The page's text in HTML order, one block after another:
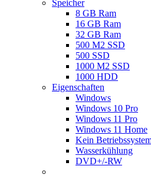
Speicher
8 GB Ram
16 GB Ram
32 GB Ram
500 M2 SSD
500 SSD
1000 M2 SSD
1000 HDD
Eigenschaften
Windows
Windows 10 Pro
Windows 11 Pro
Windows 11 Home
Kein
Wasserkühlung
DVD+/-RW